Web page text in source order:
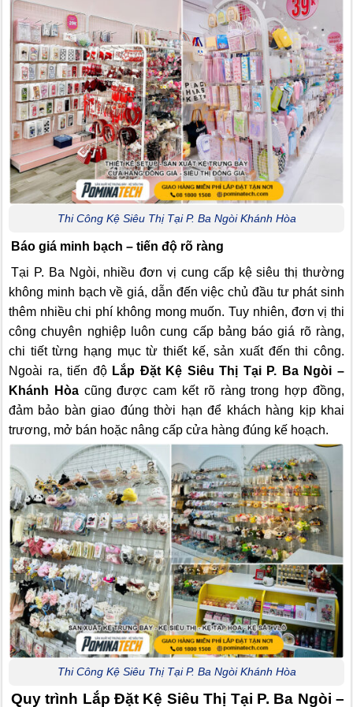
Thi Công Kệ Siêu Thị Tại P. Ba Ngòi Khánh Hòa
Báo giá minh bạch – tiến độ rõ ràng
Tại P. Ba Ngòi, nhiều đơn vị cung cấp kệ siêu thị thường
không minh bạch về giá, dẫn đến việc chủ đầu tư phát sinh
thêm nhiều chi phí không mong muốn. Tuy nhiên, đơn vị thi
công chuyên nghiệp luôn cung cấp bảng báo giá rõ ràng,
chi tiết từng hạng mục từ thiết kế, sản xuất đến thi công.
Ngoài ra, tiến độ Lắp Đặt Kệ Siêu Thị Tại P. Ba Ngòi –
Khánh Hòacũng được cam kết rõ ràng trong hợp đồng,
đảm bảo bàn giao đúng thời hạn để khách hàng kịp khai
trương, mở bán hoặc nâng cấp cửa hàng đúng kế hoạch.
Thi Công Kệ Siêu Thị Tại P. Ba Ngòi Khánh Hòa
Quy trình Lắp Đặt Kệ Siêu Thị Tại P. Ba Ngòi –